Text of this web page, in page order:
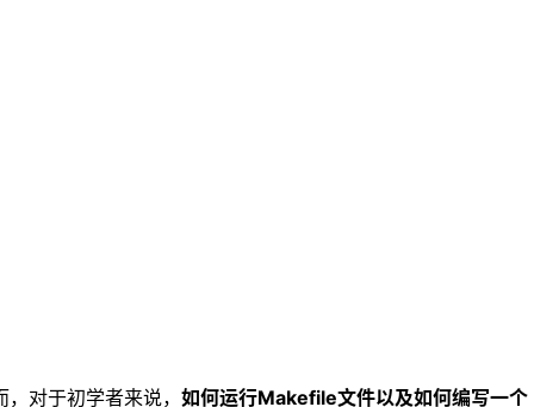
对于初学者来说， 如何运行Makefile文件以及如何编写一个